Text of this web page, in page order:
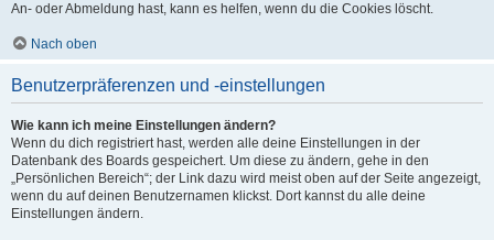
An- oder Abmeldung hast, kann es helfen, wenn du die Cookies löscht.
Nach oben
Benutzerpräferenzen und -einstellungen
Wie kann ich meine Einstellungen ändern?
Wenn du dich registriert hast, werden alle deine Einstellungen in der
Datenbank des Boards gespeichert. Um diese zu ändern, gehe in den
„Persönlichen Bereich“; der Link dazu wird meist oben auf der Seite angezeigt,
wenn du auf deinen Benutzernamen klickst. Dort kannst du alle deine
Einstellungen ändern.